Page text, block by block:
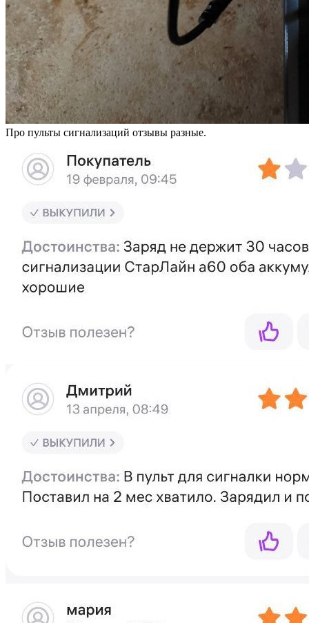
Про пульты сигнализаций отзывы разные.